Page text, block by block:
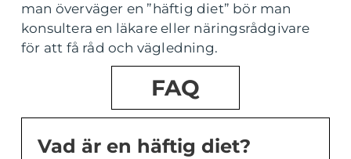
man överväger en ”häftig diet” bör man
konsultera en läkare eller näringsrådgivare
för att få råd och vägledning.
FAQ
Vad är en häftig diet?